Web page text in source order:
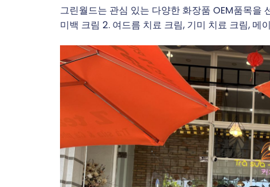
그린월드는 관심 있는 다양한 화장품 OEM품목을
미백 크림 2. 여드름 치료 크림, 기미 치료 크림, 메